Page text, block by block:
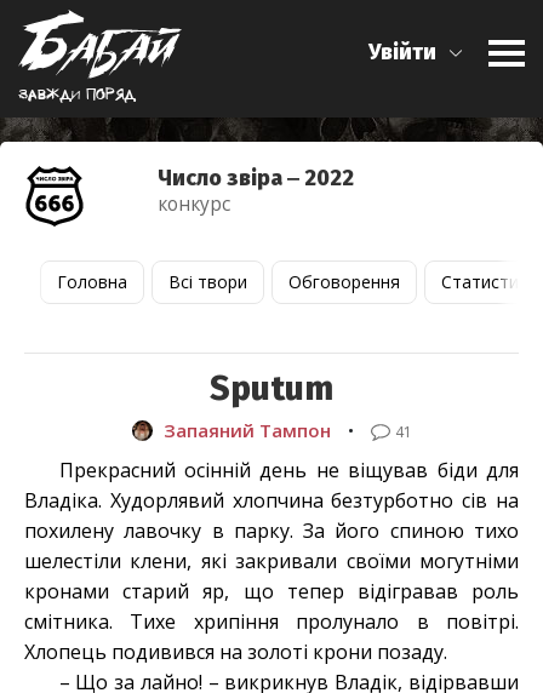
Завжди поряд
Увійти
Число звіра ‒ 2022
конкурс
Головна Всі твори Обговорення Статистика
Sputum
Запаяний Тампон • 41
Прекрасний осінній день не віщував біди для
Владіка. Худорлявий хлопчина безтурботно сів на
похилену лавочку в парку. За його спиною тихо
шелестіли клени, які закривали своїми могутніми
кронами старий яр, що тепер відігравав роль
смітника. Тихе хрипіння пролунало в повітрі.
Хлопець подивився на золоті крони позаду.
– Що за лайно! – викрикнув Владік, відірвавши